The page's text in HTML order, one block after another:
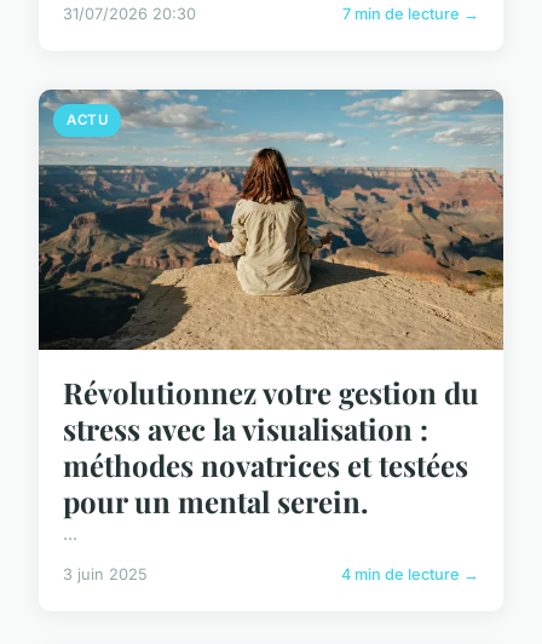
31/07/2026 20:30 7 min de lecture →
ACTU
Révolutionnez votre gestion du
stress avec la visualisation :
méthodes novatrices et testées
pour un mental serein.
...
3 juin 2025 4 min de lecture →